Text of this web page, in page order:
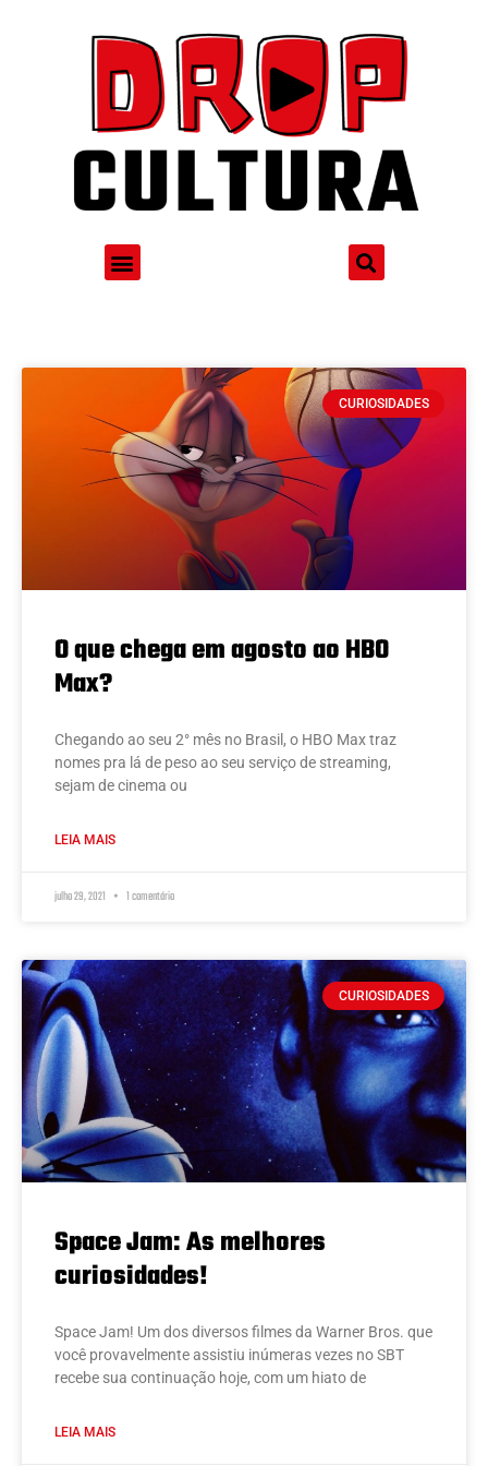
CURIOSIDADES
O que chega em agosto ao HBO
Max?
Chegando ao seu 2° mês no Brasil, o HBO Max traz
nomes pra lá de peso ao seu serviço de streaming,
sejam de cinema ou
LEIA MAIS
julho 29, 2021 1 comentário
CURIOSIDADES
Space Jam: As melhores
curiosidades!
Space Jam! Um dos diversos filmes da Warner Bros. que
você provavelmente assistiu inúmeras vezes no SBT
recebe sua continuação hoje, com um hiato de
LEIA MAIS